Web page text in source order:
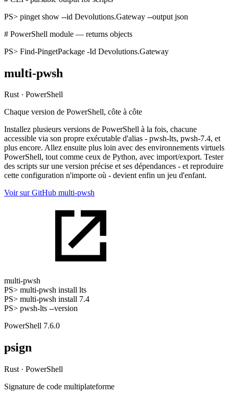
PS> pinget show --id Devolutions.Gateway --output json
# PowerShell module — returns objects
PS> Find-PingetPackage -Id Devolutions.Gateway
multi-pwsh
Rust · PowerShell
Chaque version de PowerShell, côte à côte
Installez plusieurs versions de PowerShell à la fois, chacune
accessible via son propre exécutable d'alias - pwsh-lts, pwsh-7.4, et
plus encore. Allez ensuite plus loin avec des environnements virtuels
PowerShell, tout comme ceux de Python, avec import/export. Tester
des scripts sur une version précise et ses dépendances - et reproduire
cette configuration n'importe où - devient enfin un jeu d'enfant.
Voir sur GitHub multi-pwsh
multi-pwsh
PS> multi-pwsh install lts
PS> multi-pwsh install 7.4
PS> pwsh-lts --version
PowerShell 7.6.0
psign
Rust · PowerShell
Signature de code multiplateforme